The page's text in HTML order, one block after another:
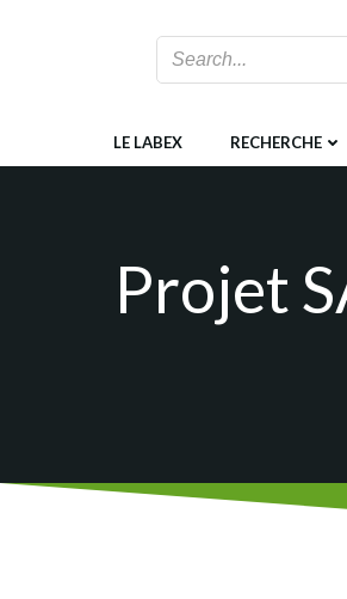
LE LABEX RECHERCHE
Projet